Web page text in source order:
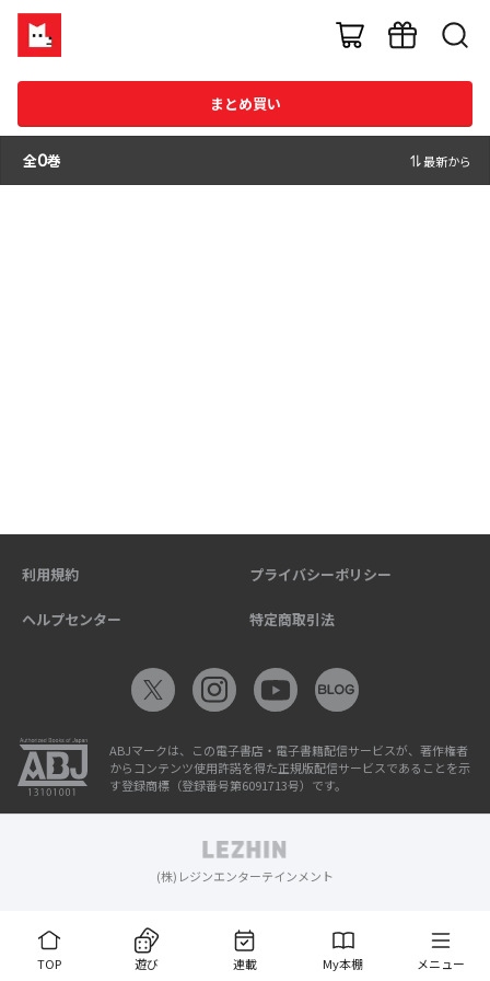
まとめ買い
全0巻 最新から
TOP 遊び 連載 My本棚 メニュー
利用規約 プライバシーポリシー
ヘルプセンター 特定商取引法
ABJマークは、この電子書店・電子書籍配信サービスが、著作権者
からコンテンツ使用許諾を得た正規版配信サービスであることを示
す登録商標（登録番号第6091713号）です。
(株)レジンエンターテインメント